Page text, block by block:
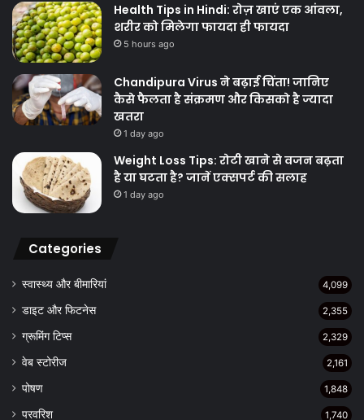
Health Tips in Hindi: रोज़ खाएं एक आंवला,
शरीर को मिलेगा फायदा ही फायदा
5 hours ago
Chandipura Virus ने बढ़ाई चिंता! जानिए
कैसे फैलता है संक्रमण और किसको है ज्यादा
खतरा
1 day ago
Weight Loss Tips: रोटी खाने से वजन बढ़ता
है या घटता है? जानें एक्सपर्ट की सलाह
1 day ago
Categories
स्वास्थ्य और बीमारियां 4,099
डाइट और फिटनेस 2,355
ग्रूमिंग टिप्स 2,329
वेब स्टोरीज 2,161
पोषण 1,848
परवरिश 1,740